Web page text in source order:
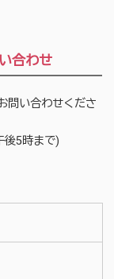
合わせ
い合わせくださ
後5時まで)